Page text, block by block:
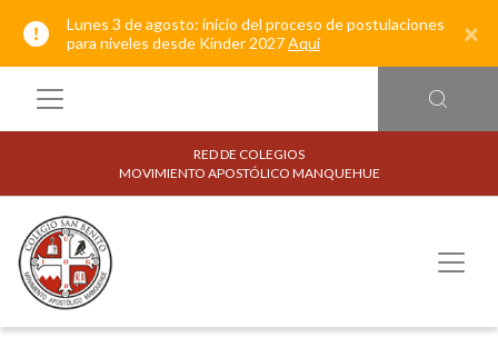
Lunes 3 de agosto: inicio del proceso de postulaciones
para niveles desde Kínder 2027Aquí ×
RED DE COLEGIOS
MOVIMIENTO APOSTÓLICO MANQUEHUE